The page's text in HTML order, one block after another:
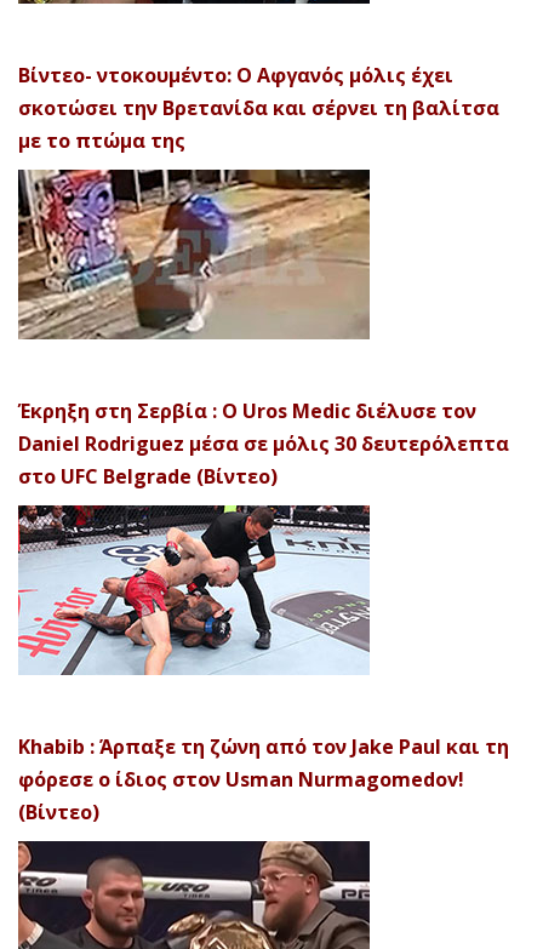
Βίντεο- ντοκουμέντο: Ο Αφγανός μόλις έχει
σκοτώσει την Βρετανίδα και σέρνει τη βαλίτσα
με το πτώμα της
Έκρηξη στη Σερβία : Ο Uros Medic διέλυσε τον
Daniel Rodriguez μέσα σε μόλις 30 δευτερόλεπτα
στο UFC Belgrade (Βίντεο)
Khabib : Άρπαξε τη ζώνη από τον Jake Paul και τη
φόρεσε ο ίδιος στον Usman Nurmagomedov!
(Βίντεο)